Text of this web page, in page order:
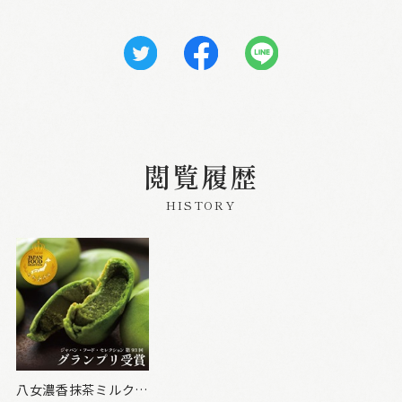
閲覧履歴
HISTORY
八女濃香抹茶ミルク饅頭 露誉 6個入